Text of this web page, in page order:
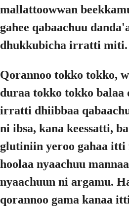
mallattoowwan
gahee qabaachuu
dhukkubicha irratti miti.
Qorannoo tokko tokko,
duraa tokko tokko balaa
irratti dhiibbaa
ni ibsa, kana keessatti,
glutiniin yeroo gahaa itti
hoolaa nyaachuu
nyaachuun ni argamu.
qorannoo gama kanaa